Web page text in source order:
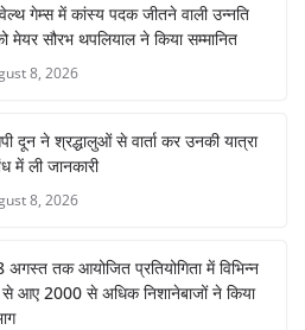
गेम्स में कांस्य पदक जीतने वाली उन्नति
मेयर सौरभ थपलियाल ने किया सम्मानित
8, 2026
दून ने श्रद्धालुओं से वार्ता कर उनकी यात्रा
में ली जानकारी
8, 2026
तक आयोजित प्रतियोगिता में विभिन्न
से आए 2000 से अधिक निशानेबाजों ने किया